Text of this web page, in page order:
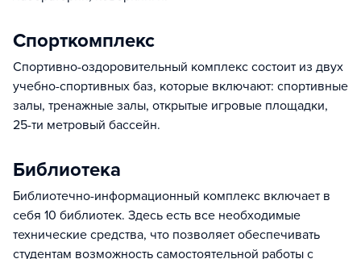
Спорткомплекс
Спортивно-оздоровительный комплекс состоит из двух
учебно-спортивных баз, которые включают: спортивные
залы, тренажные залы, открытые игровые площадки,
25-ти метровый бассейн.
Библиотека
Библиотечно-информационный комплекс включает в
себя 10 библиотек. Здесь есть все необходимые
технические средства, что позволяет обеспечивать
студентам возможность самостоятельной работы с